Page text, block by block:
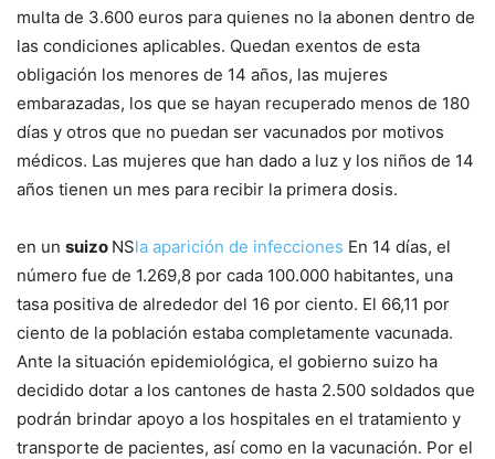
multa de 3.600 euros para quienes no la abonen dentro de
las condiciones aplicables. Quedan exentos de esta
obligación los menores de 14 años, las mujeres
embarazadas, los que se hayan recuperado menos de 180
días y otros que no puedan ser vacunados por motivos
médicos. Las mujeres que han dado a luz y los niños de 14
años tienen un mes para recibir la primera dosis.
en un suizo NSla aparición de infecciones En 14 días, el
número fue de 1.269,8 por cada 100.000 habitantes, una
tasa positiva de alrededor del 16 por ciento. El 66,11 por
ciento de la población estaba completamente vacunada.
Ante la situación epidemiológica, el gobierno suizo ha
decidido dotar a los cantones de hasta 2.500 soldados que
podrán brindar apoyo a los hospitales en el tratamiento y
transporte de pacientes, así como en la vacunación. Por el